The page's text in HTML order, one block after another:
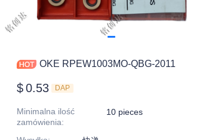
OKE RPEW1003MO-QBG-2011
$0.53 DAP
Minimalna ilość
zamówienia:
10 pieces